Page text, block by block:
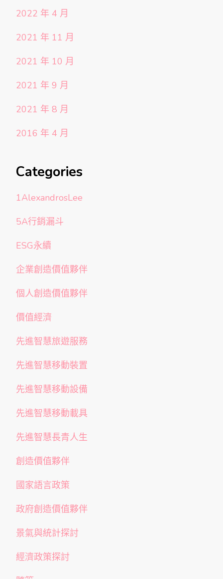
2022 年 4 月
2021 年 11 月
2021 年 10 月
2021 年 9 月
2021 年 8 月
2016 年 4 月
Categories
1AlexandrosLee
5A行銷漏斗
ESG永續
企業創造價值夥伴
個人創造價值夥伴
價值經濟
先進智慧旅遊服務
先進智慧移動裝置
先進智慧移動設備
先進智慧移動載具
先進智慧長青人生
創造價值夥伴
國家語言政策
政府創造價值夥伴
景氣與統計探討
經濟政策探討